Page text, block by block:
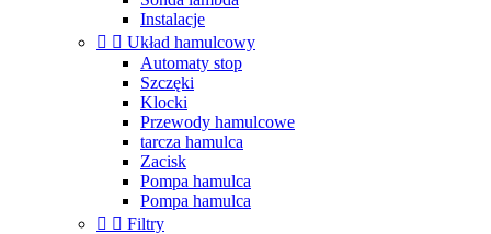
Instalacje
  Układ hamulcowy
Automaty stop
Szczęki
Klocki
Przewody hamulcowe
tarcza hamulca
Zacisk
Pompa hamulca
Pompa hamulca
  Filtry